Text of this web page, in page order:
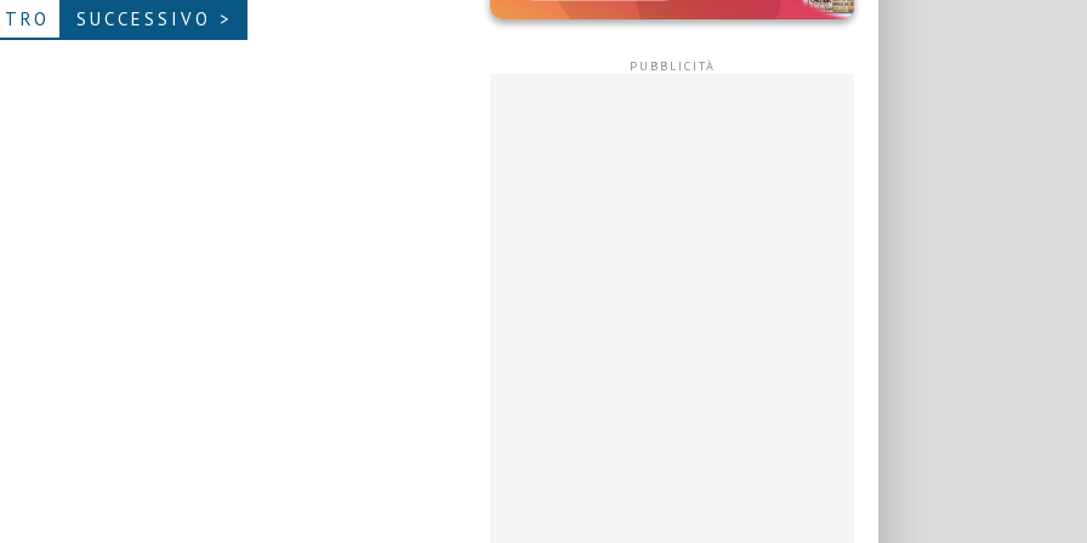
SUCCESSIVO >